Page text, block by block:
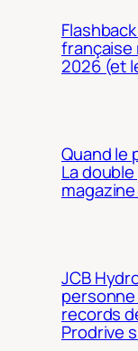
française
2026 (et
Quand le
La
JCB
records
Prodrive